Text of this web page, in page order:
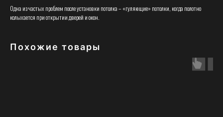
Одна из частых проблем после установки потолка – «гуляющие» потолки, когда полотно
колыхается при открытии дверей и окон.
Похожие товары